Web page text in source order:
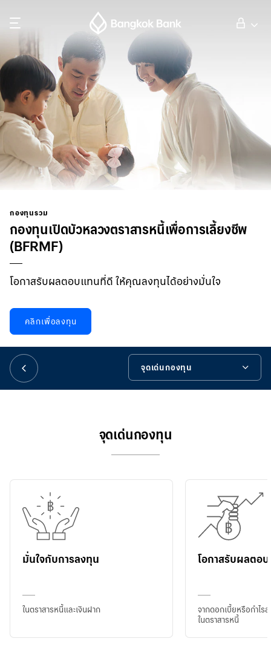
ลูกค้าบุคคล
ลูกค้าธุรกิจ
กิจการธนาคารต่างประเทศ
นักลงทุนสัมพันธ์
เกี่ยวกับธนาคารกรุงเทพ
EN
กองทุนรวม
กองทุนเปิดบัวหลวงตราสารหนี้เพื่อการเลี้ยงชีพ
(BFRMF)
โอกาสรับผลตอบแทนที่ดี ให้คุณลงทุนได้อย่างมั่นใจ
คลิกเพื่อลงทุน
จุดเด่นกองทุน
ข้อมูลสำคัญกองทุน
เครื่องมือช่วยเหลือ
จุดเด่นกองทุน
มั่นใจกับการลงทุน
ในตราสารหนี้และเงินฝาก
โอกาสรับผลตอ
จากดอกเบี้ยหรือกำไร
ในตราสารหนี้